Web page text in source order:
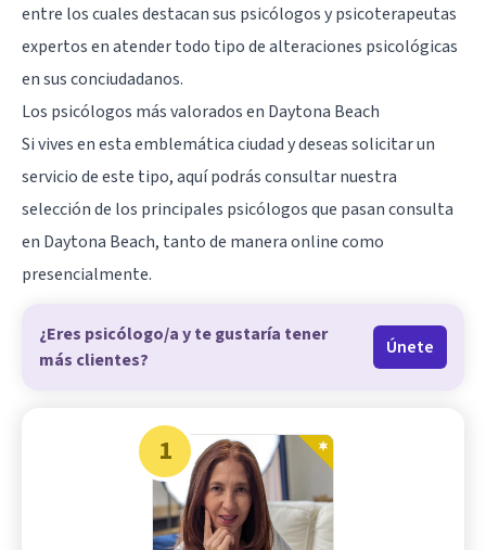
entre los cuales destacan sus psicólogos y psicoterapeutas
expertos en atender todo tipo de alteraciones psicológicas
en sus conciudadanos.
Los psicólogos más valorados en Daytona Beach
Si vives en esta emblemática ciudad y deseas solicitar un
servicio de este tipo, aquí podrás consultar nuestra
selección de los principales psicólogos que pasan consulta
en Daytona Beach, tanto de manera online como
presencialmente.
¿Eres psicólogo/a y te gustaría tener
más clientes?
Únete
1